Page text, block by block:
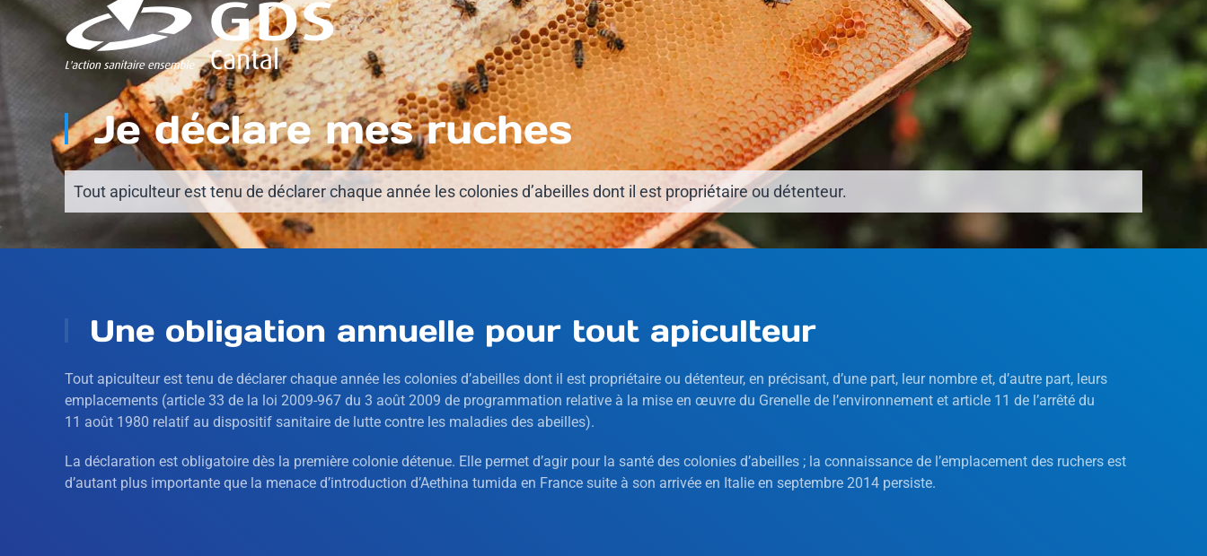
Je déclare mes ruches
Tout apiculteur est tenu de déclarer chaque année les colonies d’abeilles dont il est propriétaire ou détenteur.
Une obligation annuelle pour tout apiculteur
Tout apiculteur est tenu de déclarer chaque année les colonies d’abeilles dont il est propriétaire ou détenteur, en précisant, d’une part, leur nombre et, d’autre part, leurs
emplacements (article 33 de la loi 2009-967 du 3 août 2009 de programmation relative à la mise en œuvre du Grenelle de l’environnement et article 11 de l’arrêté du
11 août 1980 relatif au dispositif sanitaire de lutte contre les maladies des abeilles).
La déclaration est obligatoire dès la première colonie détenue. Elle permet d’agir pour la santé des colonies d’abeilles ; la connaissance de l’emplacement des ruchers est
d’autant plus importante que la menace d’introduction d’Aethina tumida en France suite à son arrivée en Italie en septembre 2014 persiste.